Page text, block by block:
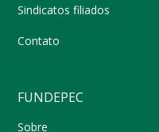
Sindicatos filiados
Contato
FUNDEPEC
Sobre